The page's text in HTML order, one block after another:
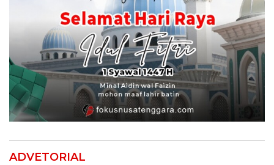
ADVETORIAL